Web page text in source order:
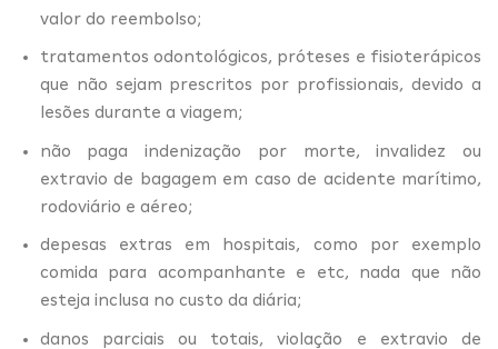
valor do reembolso;
tratamentos odontológicos, próteses e fisioterápicos
que não sejam prescritos por profissionais, devido a
lesões durante a viagem;
não paga indenização por morte, invalidez ou
extravio de bagagem em caso de acidente marítimo,
rodoviário e aéreo;
depesas extras em hospitais, como por exemplo
comida para acompanhante e etc, nada que não
esteja inclusa no custo da diária;
danos parciais ou totais, violação e extravio de